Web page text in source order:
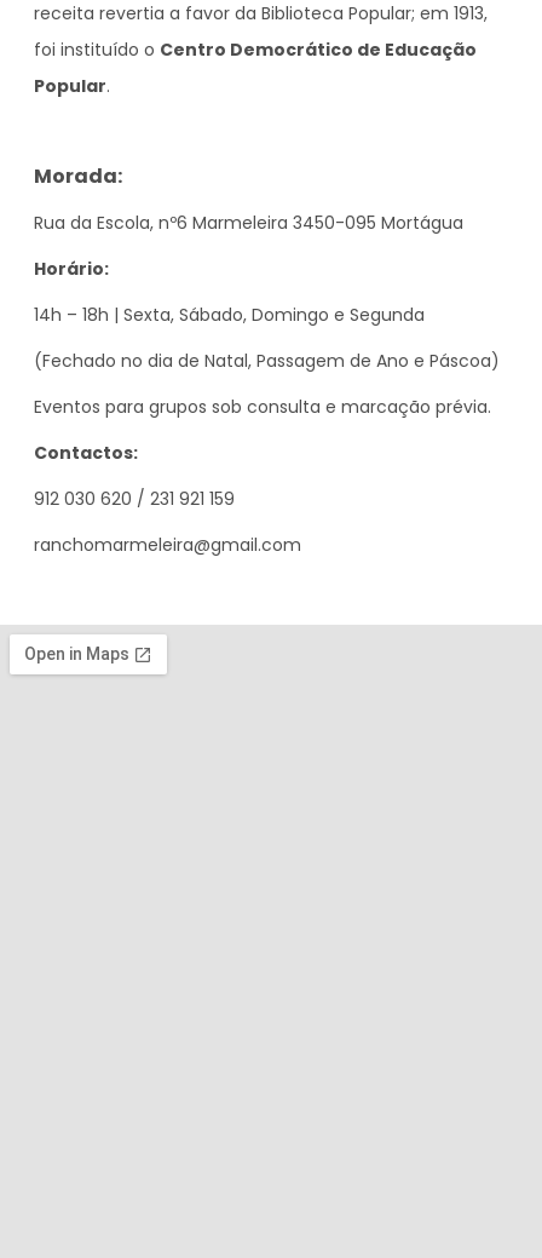
receita revertia a favor da Biblioteca Popular; em 1913,
foi instituído o Centro Democrático de Educação
Popular.
Morada:
Rua da Escola, nº6 Marmeleira 3450-095 Mortágua
Horário:
14h – 18h | Sexta, Sábado, Domingo e Segunda
(Fechado no dia de Natal, Passagem de Ano e Páscoa)
Eventos para grupos sob consulta e marcação prévia.
Contactos:
912 030 620 / 231 921 159
ranchomarmeleira@gmail.com